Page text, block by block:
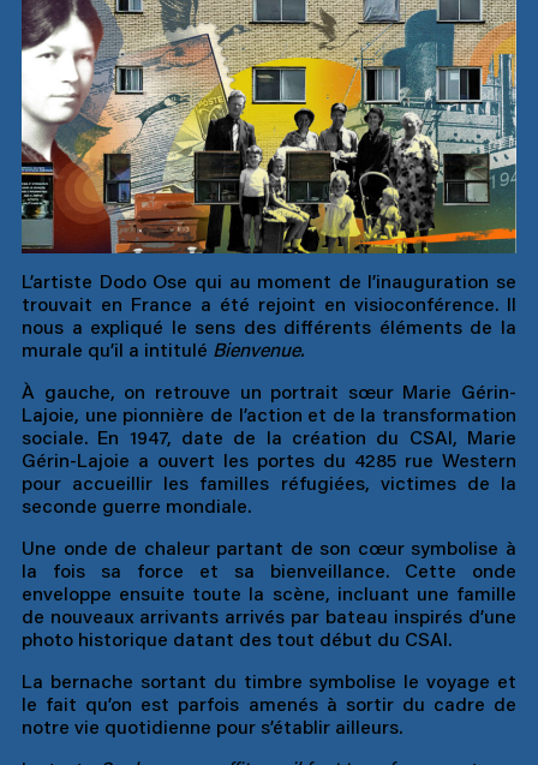
L’artiste Dodo Ose qui au moment de l’inauguration se
trouvait en France a été rejoint en visioconférence. Il
nous a expliqué le sens des différents éléments de la
murale qu’il a intitulé Bienvenue.
À gauche, on retrouve un portrait sœur Marie Gérin-
Lajoie, une pionnière de l’action et de la transformation
sociale. En 1947, date de la création du CSAI, Marie
Gérin-Lajoie a ouvert les portes du 4285 rue Western
pour accueillir les familles réfugiées, victimes de la
seconde guerre mondiale.
Une onde de chaleur partant de son cœur symbolise à
la fois sa force et sa bienveillance. Cette onde
enveloppe ensuite toute la scène, incluant une famille
de nouveaux arrivants arrivés par bateau inspirés d’une
photo historique datant des tout début du CSAI.
La bernache sortant du timbre symbolise le voyage et
le fait qu’on est parfois amenés à sortir du cadre de
notre vie quotidienne pour s’établir ailleurs.